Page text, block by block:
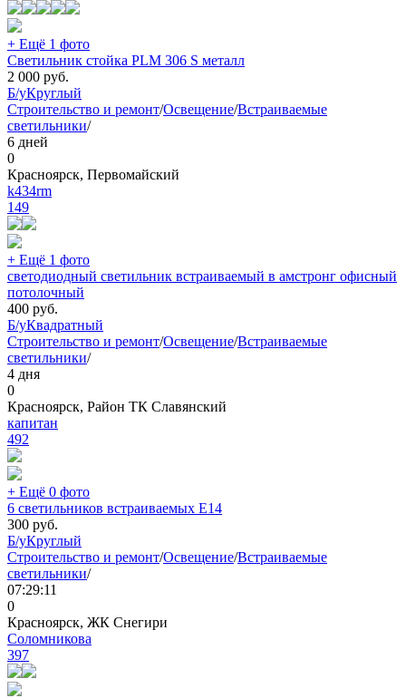
+ Ещё 1 фото
Светильник стойка PLM 306 S металл
2 000 руб.
Б/уКруглый
Строительство и ремонт/Освещение/Встраиваемые
светильники/
6 дней
0
Красноярск, Первомайский
k434rm
149
+ Ещё 1 фото
светодиодный светильник встраиваемый в амстронг офисный
потолочный
400 руб.
Б/уКвадратный
Строительство и ремонт/Освещение/Встраиваемые
светильники/
4 дня
0
Красноярск, Район ТК Славянский
капитан
492
+ Ещё 0 фото
6 светильников встраиваемых Е14
300 руб.
Б/уКруглый
Строительство и ремонт/Освещение/Встраиваемые
светильники/
07:29:11
0
Красноярск, ЖК Снегири
Соломникова
397